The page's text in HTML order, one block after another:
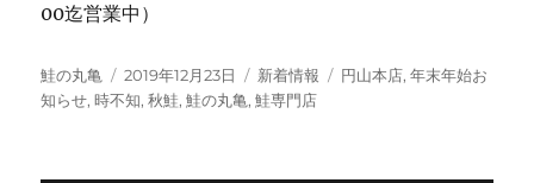
00迄営業中）
投
稿
鮭の丸亀
投
稿
2019年12月23日
カ
テ
新着情報
タ
円山本店,年末年始お
知らせ,時不知,秋鮭,鮭の丸亀,鮭専門店